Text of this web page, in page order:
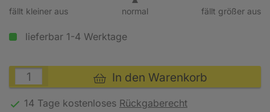
fällt kleiner aus fällt größer aus
normal
lieferbar 1-4 Werktage
In den Warenkorb
14 Tage kostenloses Rückgaberecht